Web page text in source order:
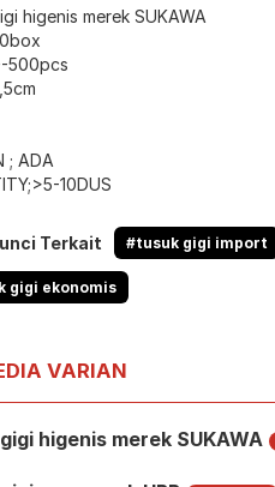
higenis merek SUKAWA
500pcs
; ADA
10DUS
Terkait #tusuk gigi import
gigi ekonomis
VARIAN
higenis merek SUKAWA